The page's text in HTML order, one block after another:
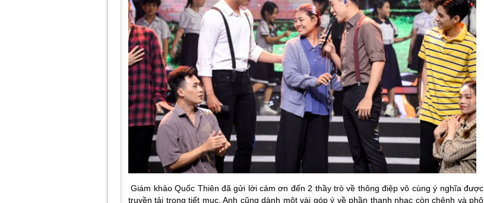
Giám khảo Quốc Thiên đã gửi lời cảm ơn đến 2 thầy trò về thông điệp vô cùng ý nghĩa được
truyền tải trong tiết mục. Anh cũng dành một vài góp ý về phần thanh nhạc còn chênh và phô